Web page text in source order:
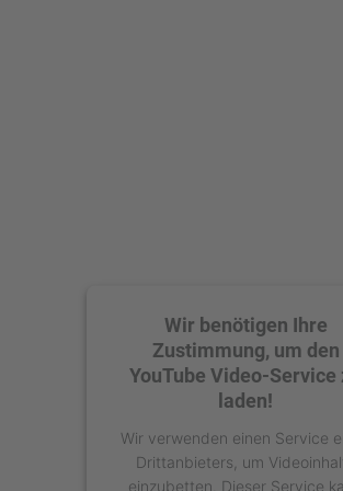
Wir benötigen Ihre
Zustimmung, um den
YouTube Video-Service
laden!
Wir verwenden einen Service
Drittanbieters, um
einzubetten. Dieser Service